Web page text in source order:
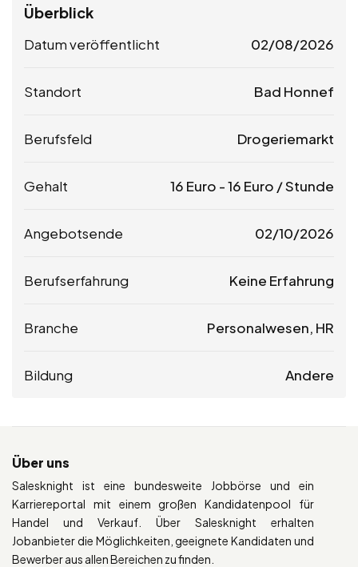
Überblick
Datum veröffentlicht 02/08/2026
Standort Bad Honnef
Berufsfeld Drogeriemarkt
Gehalt 16 Euro -16 Euro / Stunde
Angebotsende 02/10/2026
Berufserfahrung Keine Erfahrung
Branche Personalwesen, HR
Bildung Andere
Über uns
Salesknight ist eine bundesweite Jobbörse und ein
Karriereportal mit einem großen Kandidatenpool für
Handel und Verkauf. Über Salesknight erhalten
Jobanbieter die Möglichkeiten, geeignete Kandidaten und
Bewerber aus allen Bereichen zu finden.